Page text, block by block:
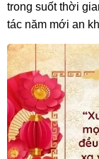
trong suốt thời
tác năm mới an